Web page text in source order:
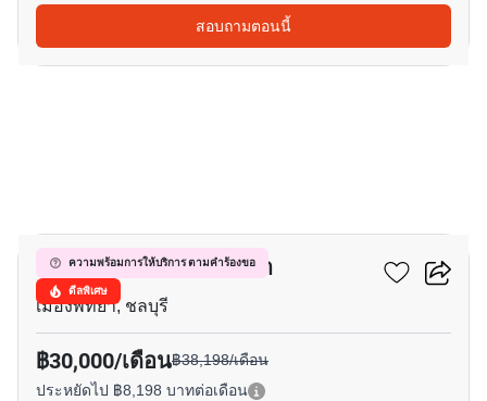
สอบถามตอนนี้
ความพร้อมการให้บริการ ตามคำร้องขอ
ดีลพิเศษ
วินด์แฮม จอมเทียน พัทยา
เมืองพัทยา, ชลบุรี
฿30,000/เดือน฿38,198/เดือน
ประหยัดไป ฿8,198 บาทต่อเดือน